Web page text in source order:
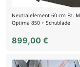
Neutralelement 60 cm Fa.
Optima 850 + Schublade
899,00 €